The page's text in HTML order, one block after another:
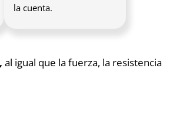
la cuenta.
al igual que la fuerza, la resistencia